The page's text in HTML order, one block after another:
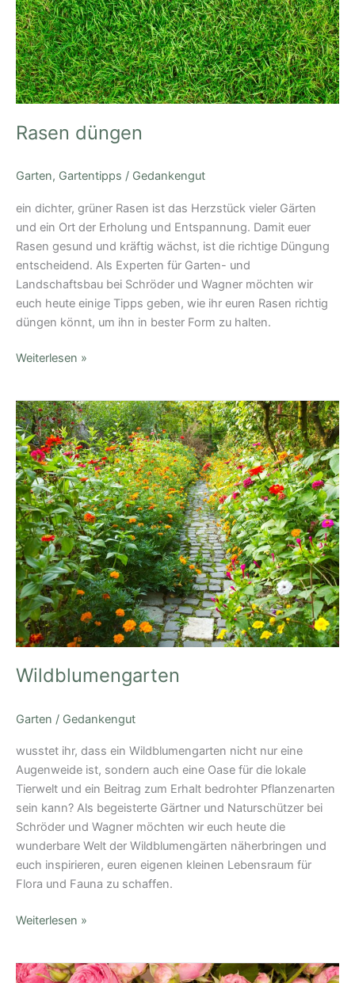
Rasen düngen
Garten, Gartentipps / Gedankengut
ein dichter, grüner Rasen ist das Herzstück vieler Gärten
und ein Ort der Erholung und Entspannung. Damit euer
Rasen gesund und kräftig wächst, ist die richtige Düngung
entscheidend. Als Experten für Garten- und
Landschaftsbau bei Schröder und Wagner möchten wir
euch heute einige Tipps geben, wie ihr euren Rasen richtig
düngen könnt, um ihn in bester Form zu halten.
Weiterlesen »
Wildblumengarten
Garten / Gedankengut
wusstet ihr, dass ein Wildblumengarten nicht nur eine
Augenweide ist, sondern auch eine Oase für die lokale
Tierwelt und ein Beitrag zum Erhalt bedrohter Pflanzenarten
sein kann? Als begeisterte Gärtner und Naturschützer bei
Schröder und Wagner möchten wir euch heute die
wunderbare Welt der Wildblumengärten näherbringen und
euch inspirieren, euren eigenen kleinen Lebensraum für
Flora und Fauna zu schaffen.
Wildblumengarten
Weiterlesen »
Rosen